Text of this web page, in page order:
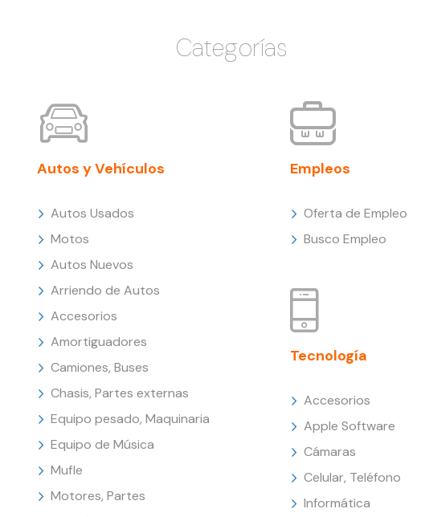
Categorías
Autos y Vehículos
Autos Usados
Motos
Autos Nuevos
Arriendo de Autos
Accesorios
Amortiguadores
Camiones, Buses
Chasis, Partes externas
Equipo pesado, Maquinaria
Equipo de Música
Mufle
Motores, Partes
Empleos
Oferta de Empleo
Busco Empleo
Tecnología
Accesorios
Apple Software
Cámaras
Celular, Teléfono
Informática